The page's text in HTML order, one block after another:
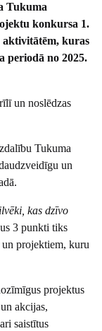
Tukuma
konkursa 1.
kuras
periodā no 2025.
un noslēdzas
Tukuma
un
kas dzīvo
3 punkti tiks
projektiem, kuru
projektus
akcijas,
saistītus